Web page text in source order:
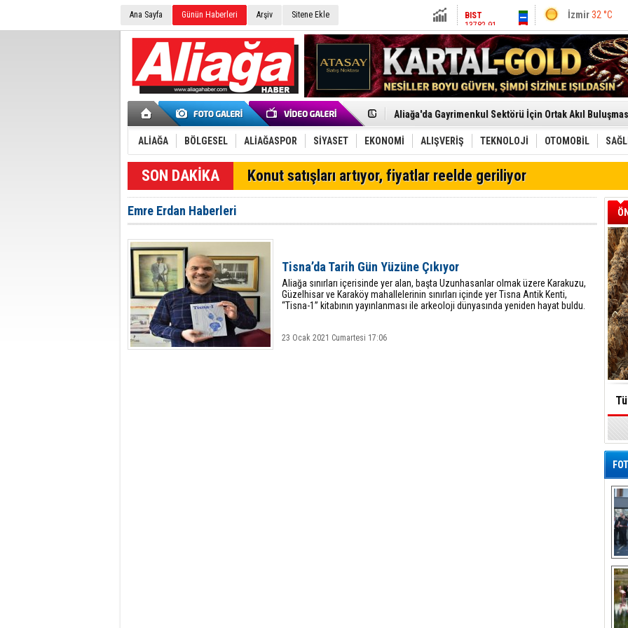
Ana Sayfa Günün Haberleri Arşiv Sitene Ekle
BIST
13782.91
Altın6605.25
Dolar 47.7012
Euro55.0186
İzmir32 °C
Aliağa'da Gayrimenkul Sektörü İçin Ortak Akıl
Çandarlı’nın yeni Cumhuriyet Meydanı açılıyor
Furkan Yöntem Aliağa Fk’da
Chp Aliağa'da Engin Gündüz Dönemi Resmen Başladı
AK Parti Aliağa’da Genişletilmiş İlçe Danışma Meclisi
SOCAR Türkiye ve TANAP Yönetim Kurulları İstanbul'da
Trafiği durdurup ördeği kurtardılar
Alto, İnşaat Sektörünün Taleplerini Gdz Elektrik
TÜVTÜRK’ten Motosiklet Sürücülerine Hayati Muayene
Aliağa'daki yakıt tankeri yangınına İzmir İtfaiyesi’nden
Chp Aliağa'da Toplu İstifa: Yönetim Ve Üyeler Yeni
Helvacı’nın Köklü Mirası Şenlikle Yaşatıldı
Aliağa-Midilli Hattında 3,5 Ayda 25 Bin Yolcu
ALİAĞA BÖLGESEL ALİAĞASPOR SİYASET EKONOMİ ALIŞVERİŞ TEKNOLOJİ OTOMOBİL
Konut satışları artıyor, fiyatlar reelde geriliyor
Emre Erdan Haberleri
Tisna’da Tarih Gün Yüzüne Çıkıyor
Aliağa sınırları içerisinde yer alan, başta Uzunhasanlar olmak üzere Karakuzu,
Güzelhisar ve Karaköy mahallelerinin sınırları içinde yer Tisna Antik Kenti,
“Tisna-1” kitabının yayınlanması ile arkeoloji dünyasında yeniden hayat buldu.
23 Ocak 2021 Cumartesi 17:06